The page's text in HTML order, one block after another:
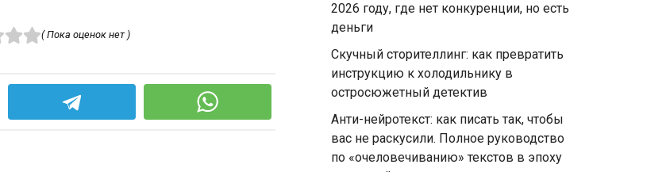
( Пока оценок нет )
2026 году, где нет конкуренции, но есть
деньги
Скучный сторителлинг: как превратить
инструкцию к холодильнику в
остросюжетный детектив
Анти-нейротекст: как писать так, чтобы
вас не раскусили. Полное руководство
по «очеловечиванию» текстов в эпоху